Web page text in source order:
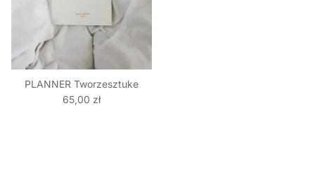
PLANNER Tworzesztuke
Regular price
65,00 zł